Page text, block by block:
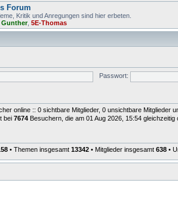
Forum
Kritik und Anregungen sind hier erbeten.
Gunther, 5E-Thomas
Passwort:
online :: 0 sichtbare Mitglieder, 0 unsichtbare Mitglieder
bei 7674 Besuchern, die am 01 Aug 2026, 15:54 gleichzeitig
• Themen insgesamt 13342 • Mitglieder insgesamt 638 •